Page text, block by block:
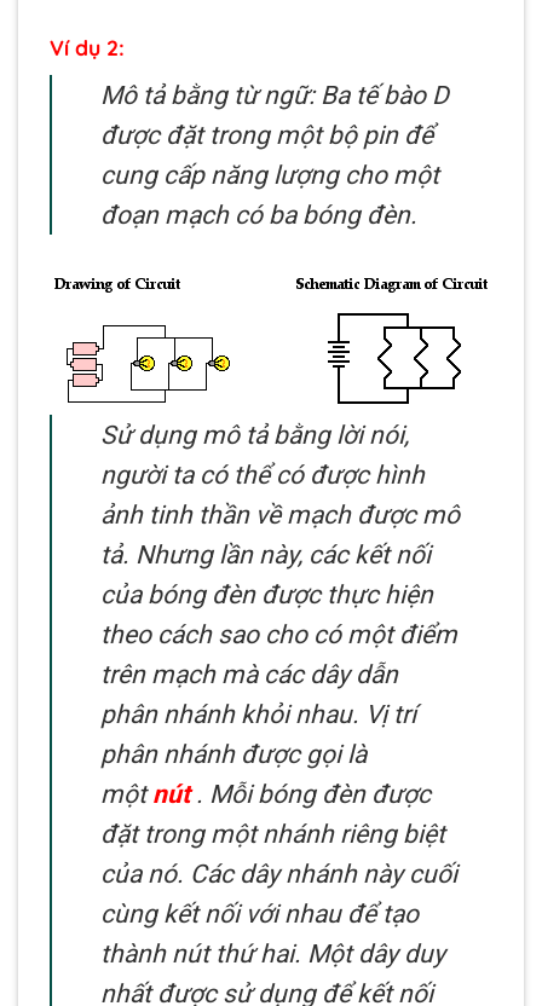
Ví dụ 2:
Mô tả bằng từ ngữ: Ba tế bào D
được đặt trong một bộ pin để
cung cấp năng lượng cho một
đoạn mạch có ba bóng đèn.
Sử dụng mô tả bằng lời nói,
người ta có thể có được hình
ảnh tinh thần về mạch được mô
tả. Nhưng lần này, các kết nối
của bóng đèn được thực hiện
theo cách sao cho có một điểm
trên mạch mà các dây dẫn
phân nhánh khỏi nhau. Vị trí
phân nhánh được gọi là
mộtnút. Mỗi bóng đèn được
đặt trong một nhánh riêng biệt
của nó. Các dây nhánh này cuối
cùng kết nối với nhau để tạo
thành nút thứ hai. Một dây duy
nhất được sử dụng để kết nối